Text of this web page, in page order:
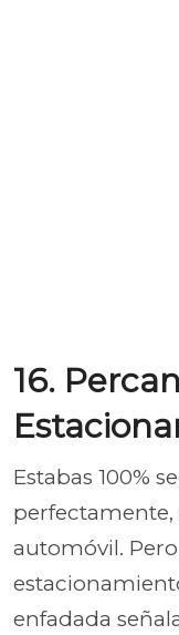
16.
Estabas 100%
perfectamente,
automóvil.
enfadada